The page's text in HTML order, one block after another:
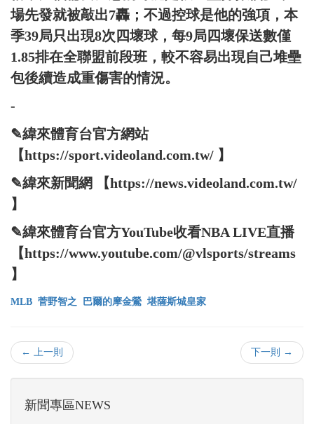
場先發就被敲出7轟；不過控球是他的強項，本
季39局只出現8次四壞球，每9局四壞保送數僅
1.85排在全聯盟前段班，較不容易出現自己堆壘
包後續造成重傷害的情況。
-
✎緯來體育台官方網站
【https://sport.videoland.com.tw/ 】
✎緯來新聞網 【https://news.videoland.com.tw/
】
✎緯來體育台官方YouTube收看NBA LIVE直播
【https://www.youtube.com/@vlsports/streams
】
MLB 菅野智之 巴爾的摩金鶯 堪薩斯城皇家
← 上一則 下一則 →
新聞專區NEWS